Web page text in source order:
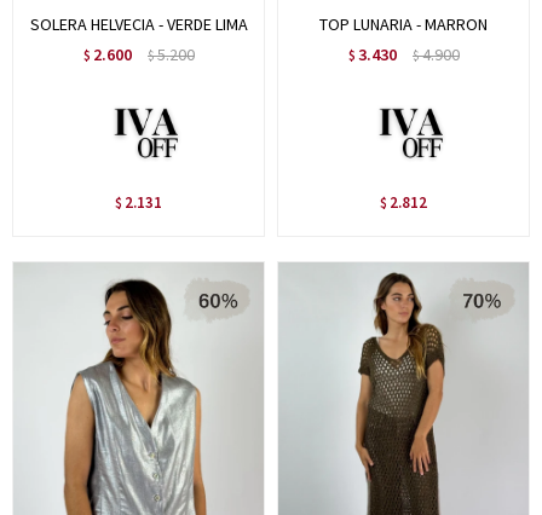
SOLERA HELVECIA - VERDE LIMA
$ 2.600 $5.200
$ 2.131
TOP LUNARIA - MARRON
$ 3.430 $4.900
$ 2.812